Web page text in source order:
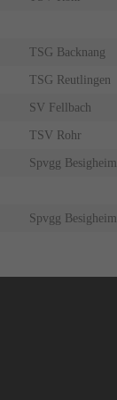
TSG Backnang
TSG Reutlingen
SV Fellbach
TSV Rohr
Spvgg Besigheim
Spvgg Besigheim